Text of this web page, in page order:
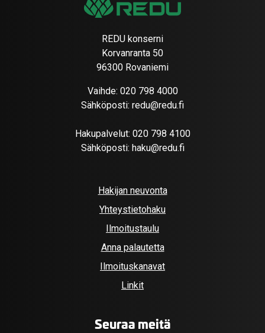
REDU konserni
Korvanranta 50
96300 Rovaniemi
Vaihde: 020 798 4000
Sähköposti: redu@redu.fi
Hakupalvelut: 020 798 4100
Sähköposti: haku@redu.fi
Hakijan neuvonta
Yhteystietohaku
Ilmoitustaulu
Anna palautetta
Ilmoituskanavat
Linkit
Seuraa meitä